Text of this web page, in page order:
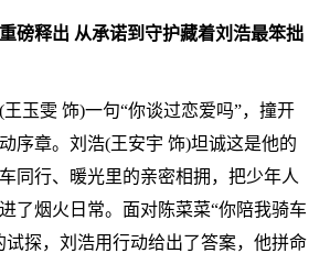
磅释出 从承诺到守护藏着刘浩最笨拙
玉雯 饰)一句“你谈过恋爱吗”，撞开
序章。刘浩(王安宇 饰)坦诚这是他的
同行、暖光里的亲密相拥，把少年人
了烟火日常。面对陈菜菜“你陪我骑车
试探，刘浩用行动给出了答案，他拼命